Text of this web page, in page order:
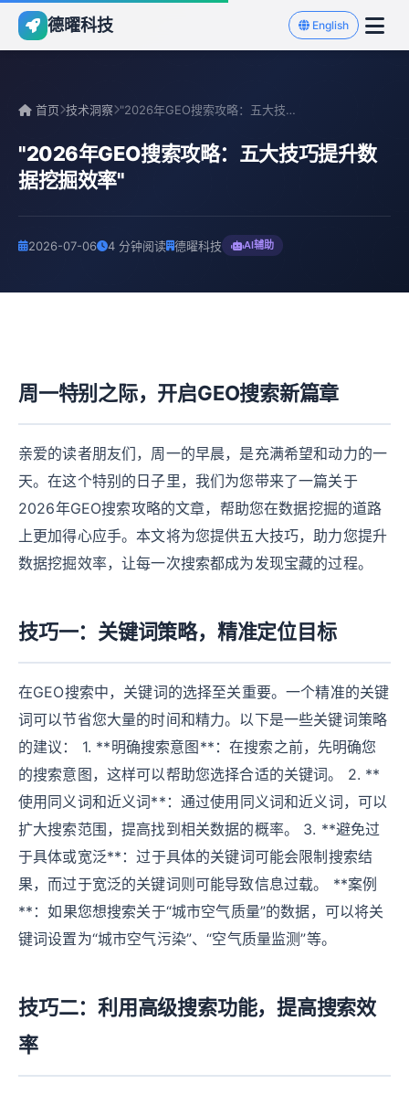
德曜科技 English
首页 技术洞察 "2026年GEO搜索攻略：五大技巧提升数据挖掘效率"
"2026年GEO搜索攻略：五大技巧提升数
据挖掘效率"
2026-07-06 4 分钟阅读 德曜科技 AI辅助
周一特别之际，开启GEO搜索新篇章
亲爱的读者朋友们，周一的早晨，是充满希望和动力的一
天。在这个特别的日子里，我们为您带来了一篇关于
2026年GEO搜索攻略的文章，帮助您在数据挖掘的道路
上更加得心应手。本文将为您提供五大技巧，助力您提升
数据挖掘效率，让每一次搜索都成为发现宝藏的过程。
技巧一：关键词策略，精准定位目标
在GEO搜索中，关键词的选择至关重要。一个精准的关键
词可以节省您大量的时间和精力。以下是一些关键词策略
的建议： 1. **明确搜索意图**：在搜索之前，先明确您
的搜索意图，这样可以帮助您选择合适的关键词。 2. **
使用同义词和近义词**：通过使用同义词和近义词，可以
扩大搜索范围，提高找到相关数据的概率。 3. **避免过
于具体或宽泛**：过于具体的关键词可能会限制搜索结
果，而过于宽泛的关键词则可能导致信息过载。 **案例
**：如果您想搜索关于“城市空气质量”的数据，可以将关
键词设置为“城市空气污染”、“空气质量监测”等。
技巧二：利用高级搜索功能，提高搜索效
率